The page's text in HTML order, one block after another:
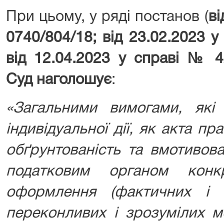
При цьому, у ряді постанов (
0740/804/18; від 23.02.2023
від 12.04.2023 у справі №
Суд наголошує:
«Загальними вимогами,
індивідуальної дії, як акта
обґрунтованість та
податковим органом
оформлення (фактичних
переконливих і зрозумілих